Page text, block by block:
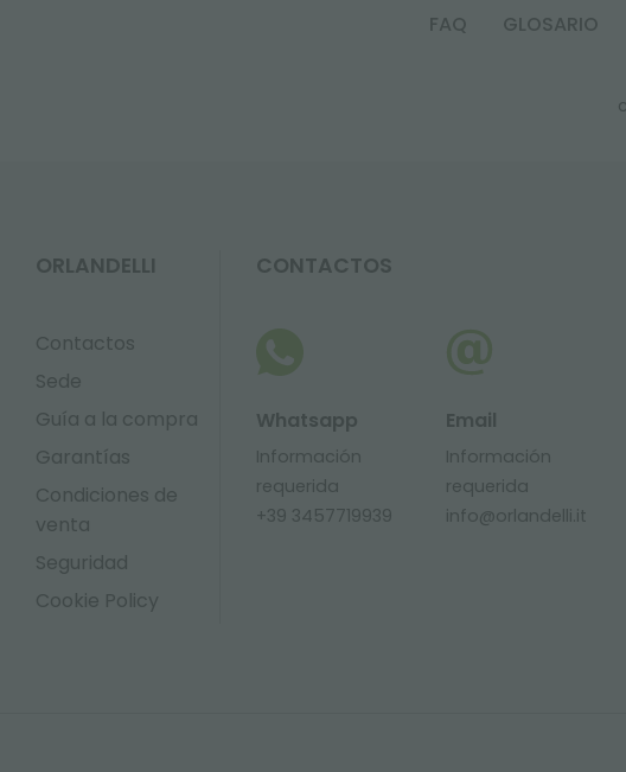
FAQ GLOSARIO
ORLANDELLI
Contactos
Sede
Guía a la compra
Garantías
Condiciones de
venta
Seguridad
Cookie Policy
CONTACTOS
Whatsapp
Información
requerida
+39 3457719939
Email
Información
requerida
info@orlandelli.it